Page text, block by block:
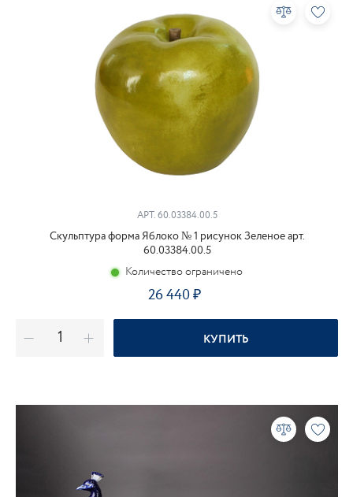
АРТ.60.03384.00.5
Скульптура форма Яблоко № 1 рисунок Зеленое арт.
60.03384.00.5
Количество ограничено
26 440
КУПИТЬ